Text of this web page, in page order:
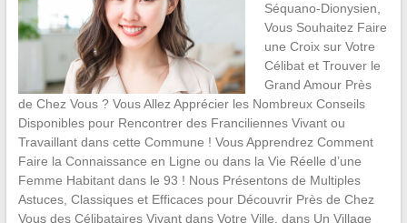
Séquano-Dionysien,
Vous Souhaitez Faire
une Croix sur Votre
Célibat et Trouver le
Grand Amour Près
de Chez Vous ? Vous Allez Apprécier les Nombreux Conseils
Disponibles pour Rencontrer des Franciliennes Vivant ou
Travaillant dans cette Commune ! Vous Apprendrez Comment
Faire la Connaissance en Ligne ou dans la Vie Réelle d’une
Femme Habitant dans le 93 ! Nous Présentons de Multiples
Astuces, Classiques et Efficaces pour Découvrir Près de Chez
Vous des Célibataires Vivant dans Votre Ville, dans Un Village